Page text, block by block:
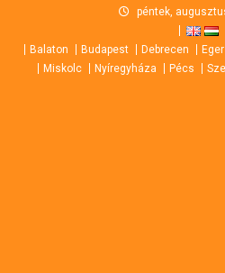
content
péntek,
Balaton Budapest Debrecen Eger
Miskolc
Nyíregyháza Pécs